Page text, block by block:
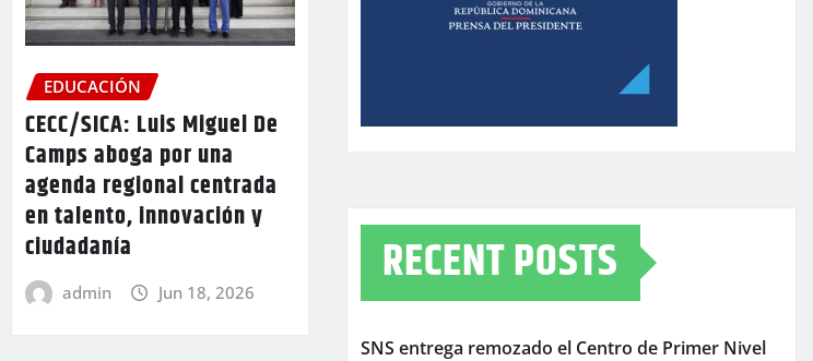
EDUCACIÓN
CECC/SICA: Luis Miguel De
Camps aboga por una
agenda regional centrada
en talento, innovación y
ciudadanía
admin Jun 18, 2026 RECENT POSTS
SNS entrega remozado el Centro de Primer Nivel